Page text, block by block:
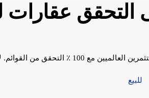
التحقق
لا الإجهاد. فقط المنزل الخاص بك المقبل أو الاستثمار.
للبيع